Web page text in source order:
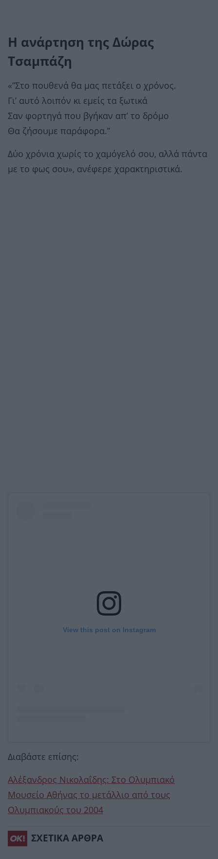
Η ανάρτηση της Δώρας
Τσαμπάζη
«”Στο πουθενά θα μας πετάξει ο χρόνος.
Γι’ αυτό λοιπόν κι εμείς τα ξωτικά
Σαν φορτηγά που βγήκαν απ’ το δρόμο
Θα ζήσουμε παράφορα.”
Δύο χρόνια χωρίς το χαμόγελό σου, αλλά πάντα
με το φως σου», ανέφερε χαρακτηριστικά.
View this post on Instagram
Διαβάστε επίσης:
Αλέξανδρος Νικολαΐδης: Στο Ολυμπιακό
Μουσείο Αθήνας το μετάλλιο από τους
Ολυμπιακούς του 2004
ΣΧΕΤΙΚΑ ΑΡΘΡΑ